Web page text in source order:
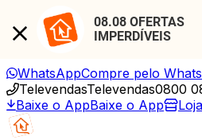
08.08 OFERTAS
IMPERDÍVEIS
WhatsAppCompre pelo
TelevendasTelevendas0800
Baixe o AppBaixe o App